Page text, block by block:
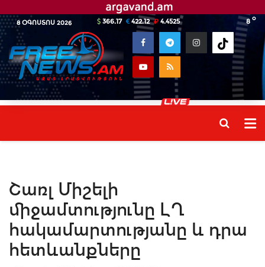
8 ՕԳՈՍՏՈՍ 2026 8 o
366.17 422.12 4.4525
Շառլ Միշելի
միջամտությունը ԼՂ
հակամարտությանը և դրա
հետևանքները